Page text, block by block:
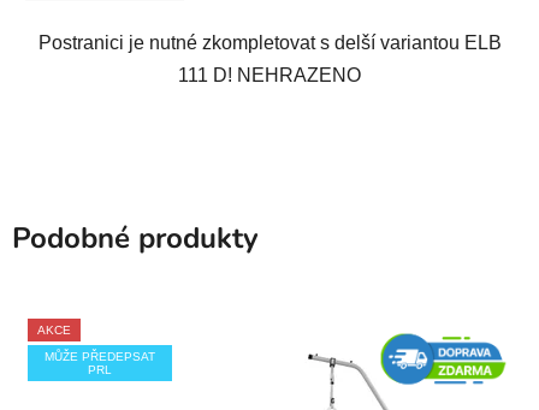
Postranici je nutné zkompletovat s delší variantou ELB
111 D! NEHRAZENO
Podobné produkty
AKCE
MŮŽE PŘEDEPSAT
PRL